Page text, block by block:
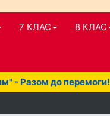
7 КЛАС 8 КЛАС
- Разом до перемоги!